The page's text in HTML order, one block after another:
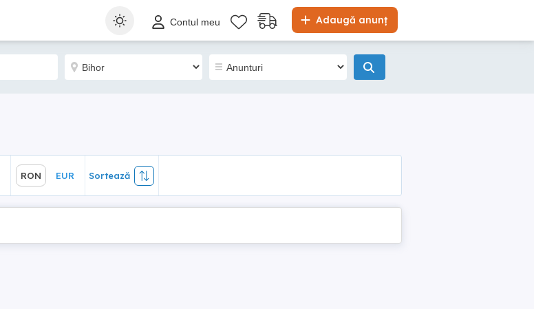
Adaugă anunț
Contul meu
Sortează
RON EUR Sortează